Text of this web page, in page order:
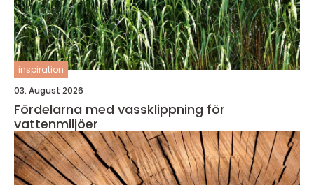
inspiration
03. August 2026
Fördelarna med vassklippning för
vattenmiljöer